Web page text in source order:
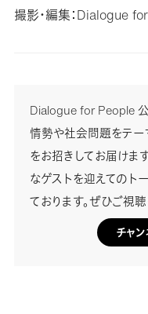
撮影・編集：Dialogue
Dialogue for People
情勢や社会問題をテー
をお招きしてお届けま
なゲストを迎えてのト
ております。ぜひご視聴
チャ